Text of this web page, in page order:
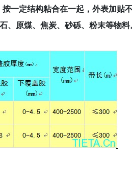
一定结构粘合在一起，外表加贴
、原煤、焦炭、砂砾、粉末等物料